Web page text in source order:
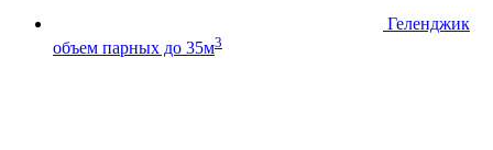
Геленджик
объем парных до 35м3